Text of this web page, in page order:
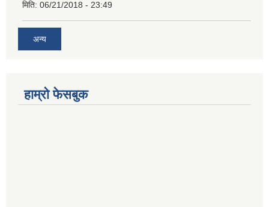
मिति: 06/21/2018 - 23:49
अन्य
हाम्रो फेसबुक